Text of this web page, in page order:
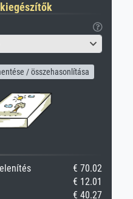
/ összehasonlítása
€ 70.02
€ 12.01
€ 40.27